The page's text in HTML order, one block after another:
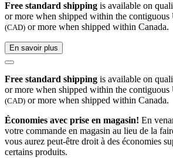
Free standard shipping is available on
or more when shipped within the contiguous
(CAD) or more when shipped within Canada.
En savoir plus
Free standard shipping is available on
or more when shipped within the contiguous
(CAD) or more when shipped within Canada.
Économies avec prise en magasin! En
votre commande en magasin au lieu de la
vous aurez peut-être droit à des économies
certains produits.